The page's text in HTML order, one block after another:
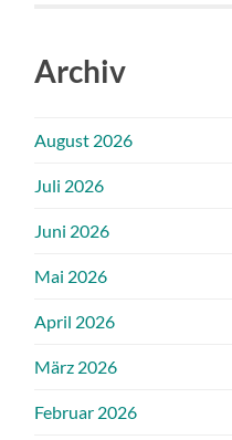
Archiv
August 2026
Juli 2026
Juni 2026
Mai 2026
April 2026
März 2026
Februar 2026